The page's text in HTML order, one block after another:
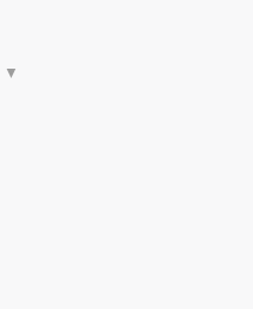
▼